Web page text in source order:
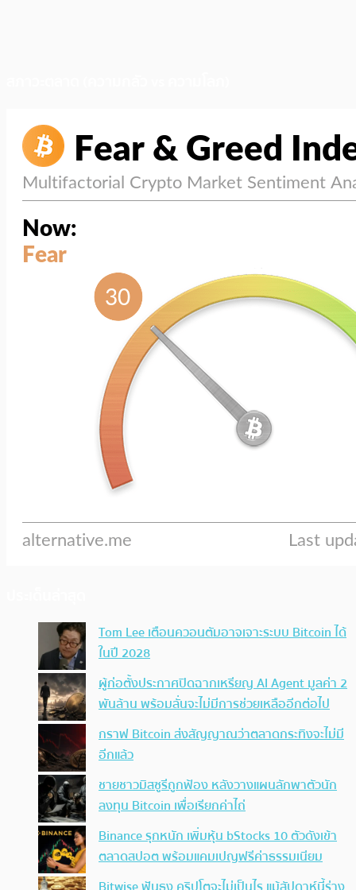
Tom Lee เตือนควอนตัมอาจเจาะระบบ Bitcoin ได้
ในปี 2028
ผู้ก่อตั้งประกาศปิดฉากเหรียญ AI Agent มูลค่า 2
พันล้าน พร้อมลั่นจะไม่มีการช่วยเหลืออีกต่อไป
กราฟ Bitcoin ส่งสัญญาณว่าตลาดกระทิงจะไม่มี
อีกแล้ว
ชายชาวมิสซูรีถูกฟ้อง หลังวางแผนลักพาตัวนัก
ลงทุน Bitcoin เพื่อเรียกค่าไถ่
Binance รุกหนัก เพิ่มหุ้น bStocks 10 ตัวดังเข้า
ตลาดสปอต พร้อมแคมเปญฟรีค่าธรรมเนียม